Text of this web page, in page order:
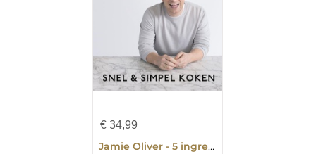
€ 34,99
Jamie Oliver - 5 ingredienten